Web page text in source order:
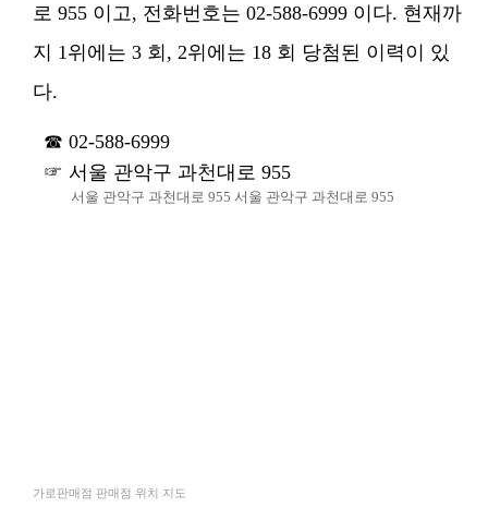
로 955 이고, 전화번호는 02-588-6999 이다. 현재까
지 1위에는 3 회, 2위에는 18 회 당첨된 이력이 있
다.
02-588-6999
서울 관악구 과천대로 955
서울 관악구 과천대로 955 서울 관악구 과천대로 955
가로판매점 판매점 위치 지도